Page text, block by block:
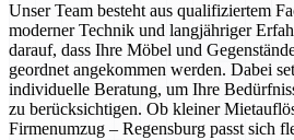
Unser Team besteht aus qualifiziertem
moderner Technik und langjähriger
darauf, dass Ihre Möbel und
geordnet angekommen werden. Dabei
individuelle Beratung, um Ihre
zu berücksichtigen. Ob kleiner
Firmenumzug – Regensburg passt sich